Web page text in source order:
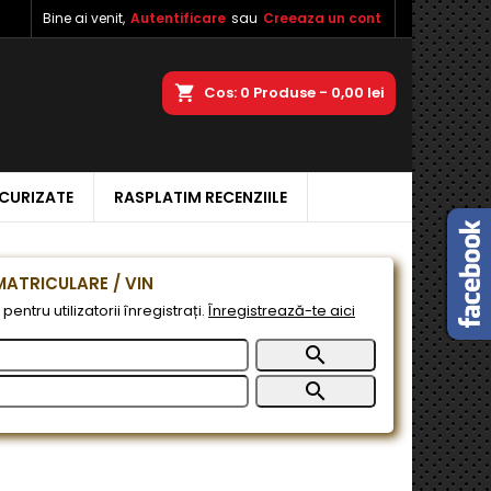
Bine ai venit, Autentificare sau Creeaza un cont
Cos 0 Produse - 0,00 lei
RASPLATIM RECENZIILE
/ VIN
utilizatorii înregistrați. Înregistrează-te aici

